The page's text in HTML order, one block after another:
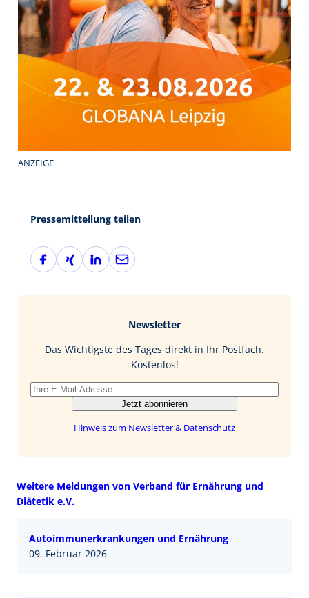
ANZEIGE
Pressemitteilung teilen
F
a
X
i
L
i
I
E
-
Newsletter
Das Wichtigste des Tages direkt in Ihr Postfach.
Kostenlos!
Jetzt abonnieren
Hinweis zum Newsletter & Datenschutz
Weitere Meldungen von Verband für Ernährung und
Diätetik e.V.
Autoimmunerkrankungen und Ernährung
09. Februar 2026